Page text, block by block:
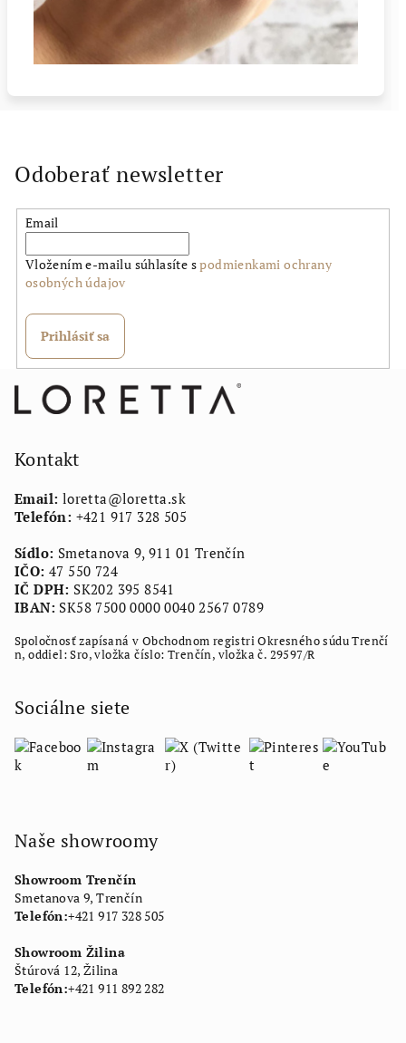
Odoberať newsletter
Email
Vložením e-mailu súhlasíte spodmienkami ochrany
osobných údajov
Prihlásiť sa
Kontakt
Email: loretta@loretta.sk
Telefón: +421 917 328 505
Sídlo: Smetanova 9, 911 01 Trenčín
IČO: 47 550 724
IČ DPH: SK202 395 8541
IBAN: SK58 7500 0000 0040 2567 0789
Spoločnosť zapísaná v Obchodnom registri Okresného súdu Trenčí
n, oddiel: Sro, vložka číslo: Trenčín, vložka č. 29597/R
Sociálne siete
Naše showroomy
Showroom Trenčín
Smetanova 9, Trenčín
Telefón:+421 917 328 505
Showroom Žilina
Štúrová 12, Žilina
Telefón:+421 911 892 282